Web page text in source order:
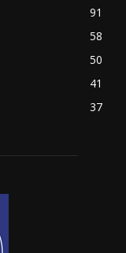
91
58
50
41
37